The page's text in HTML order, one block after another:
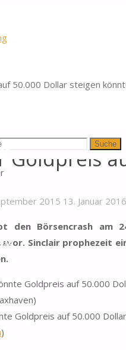
Suche
Goldpreis
2015 13. Januar 2016
den Börsencrash am
Sinclair prophezeit
Goldpreis auf 50.000
)